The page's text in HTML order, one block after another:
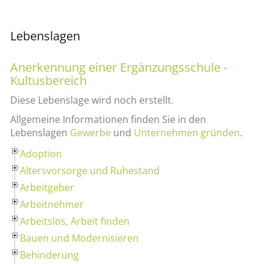
Lebenslagen
Anerkennung einer Ergänzungsschule -
Kultusbereich
Diese Lebenslage wird noch erstellt.
Allgemeine Informationen finden Sie in den
Lebenslagen Gewerbe und Unternehmen gründen.
Adoption
Altersvorsorge und Ruhestand
Arbeitgeber
Arbeitnehmer
Arbeitslos, Arbeit finden
Bauen und Modernisieren
Behinderung